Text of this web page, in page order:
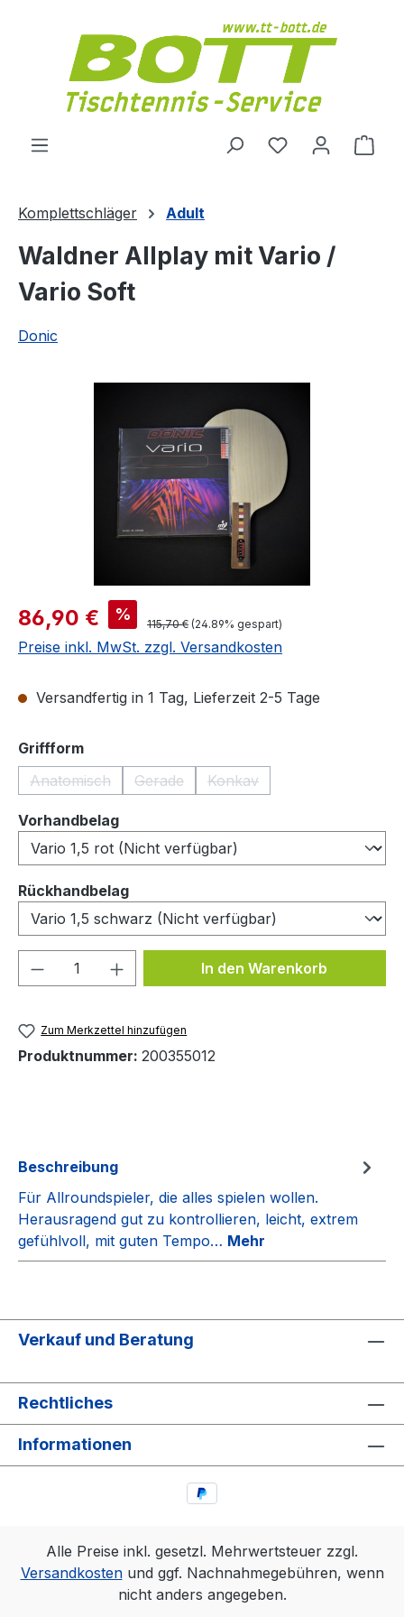
Du hast 0
Komplettschläger Adult
Waldner Allplay mit Vario /
Vario Soft
Donic
Verkaufspreis:
86,90 € % Regulärer Preis:
115,70 € (24.89% gespart)
Preise inkl. MwSt. zzgl. Versandkosten
Versandfertig in 1 Tag, Lieferzeit 2-5 Tage
Griffformauswählen
Anatomisch
(Diese Option ist zurzeit nicht verfügbar.)
Gerade
(Diese Option ist zurzeit nicht verfügbar.)
Konkav
(Diese Option ist zurzeit
Vorhandbelagauswählen
Rückhandbelagauswählen
Produkt Anzahl: Gib denIn den Warenkorb
Zum Merkzettel hinzufügen
Produktnummer: 200355012
Beschreibung
Für Allroundspieler, die alles spielen wollen.
Herausragend gut zu kontrollieren, leicht, extrem
gefühlvoll, mit guten Tempo… Mehr
Verkauf und Beratung
Rechtliches
Informationen
Alle Preise inkl. gesetzl. Mehrwertsteuer zzgl.
Versandkostenund ggf. Nachnahmegebühren, wenn
nicht anders angegeben.